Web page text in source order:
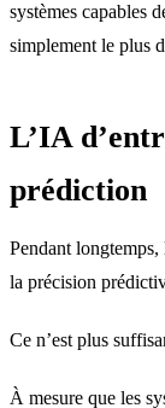
systèmes capables
simplement le plus
L’IA
prédiction
Pendant
la précision
Ce n’est plus
À mesure que les